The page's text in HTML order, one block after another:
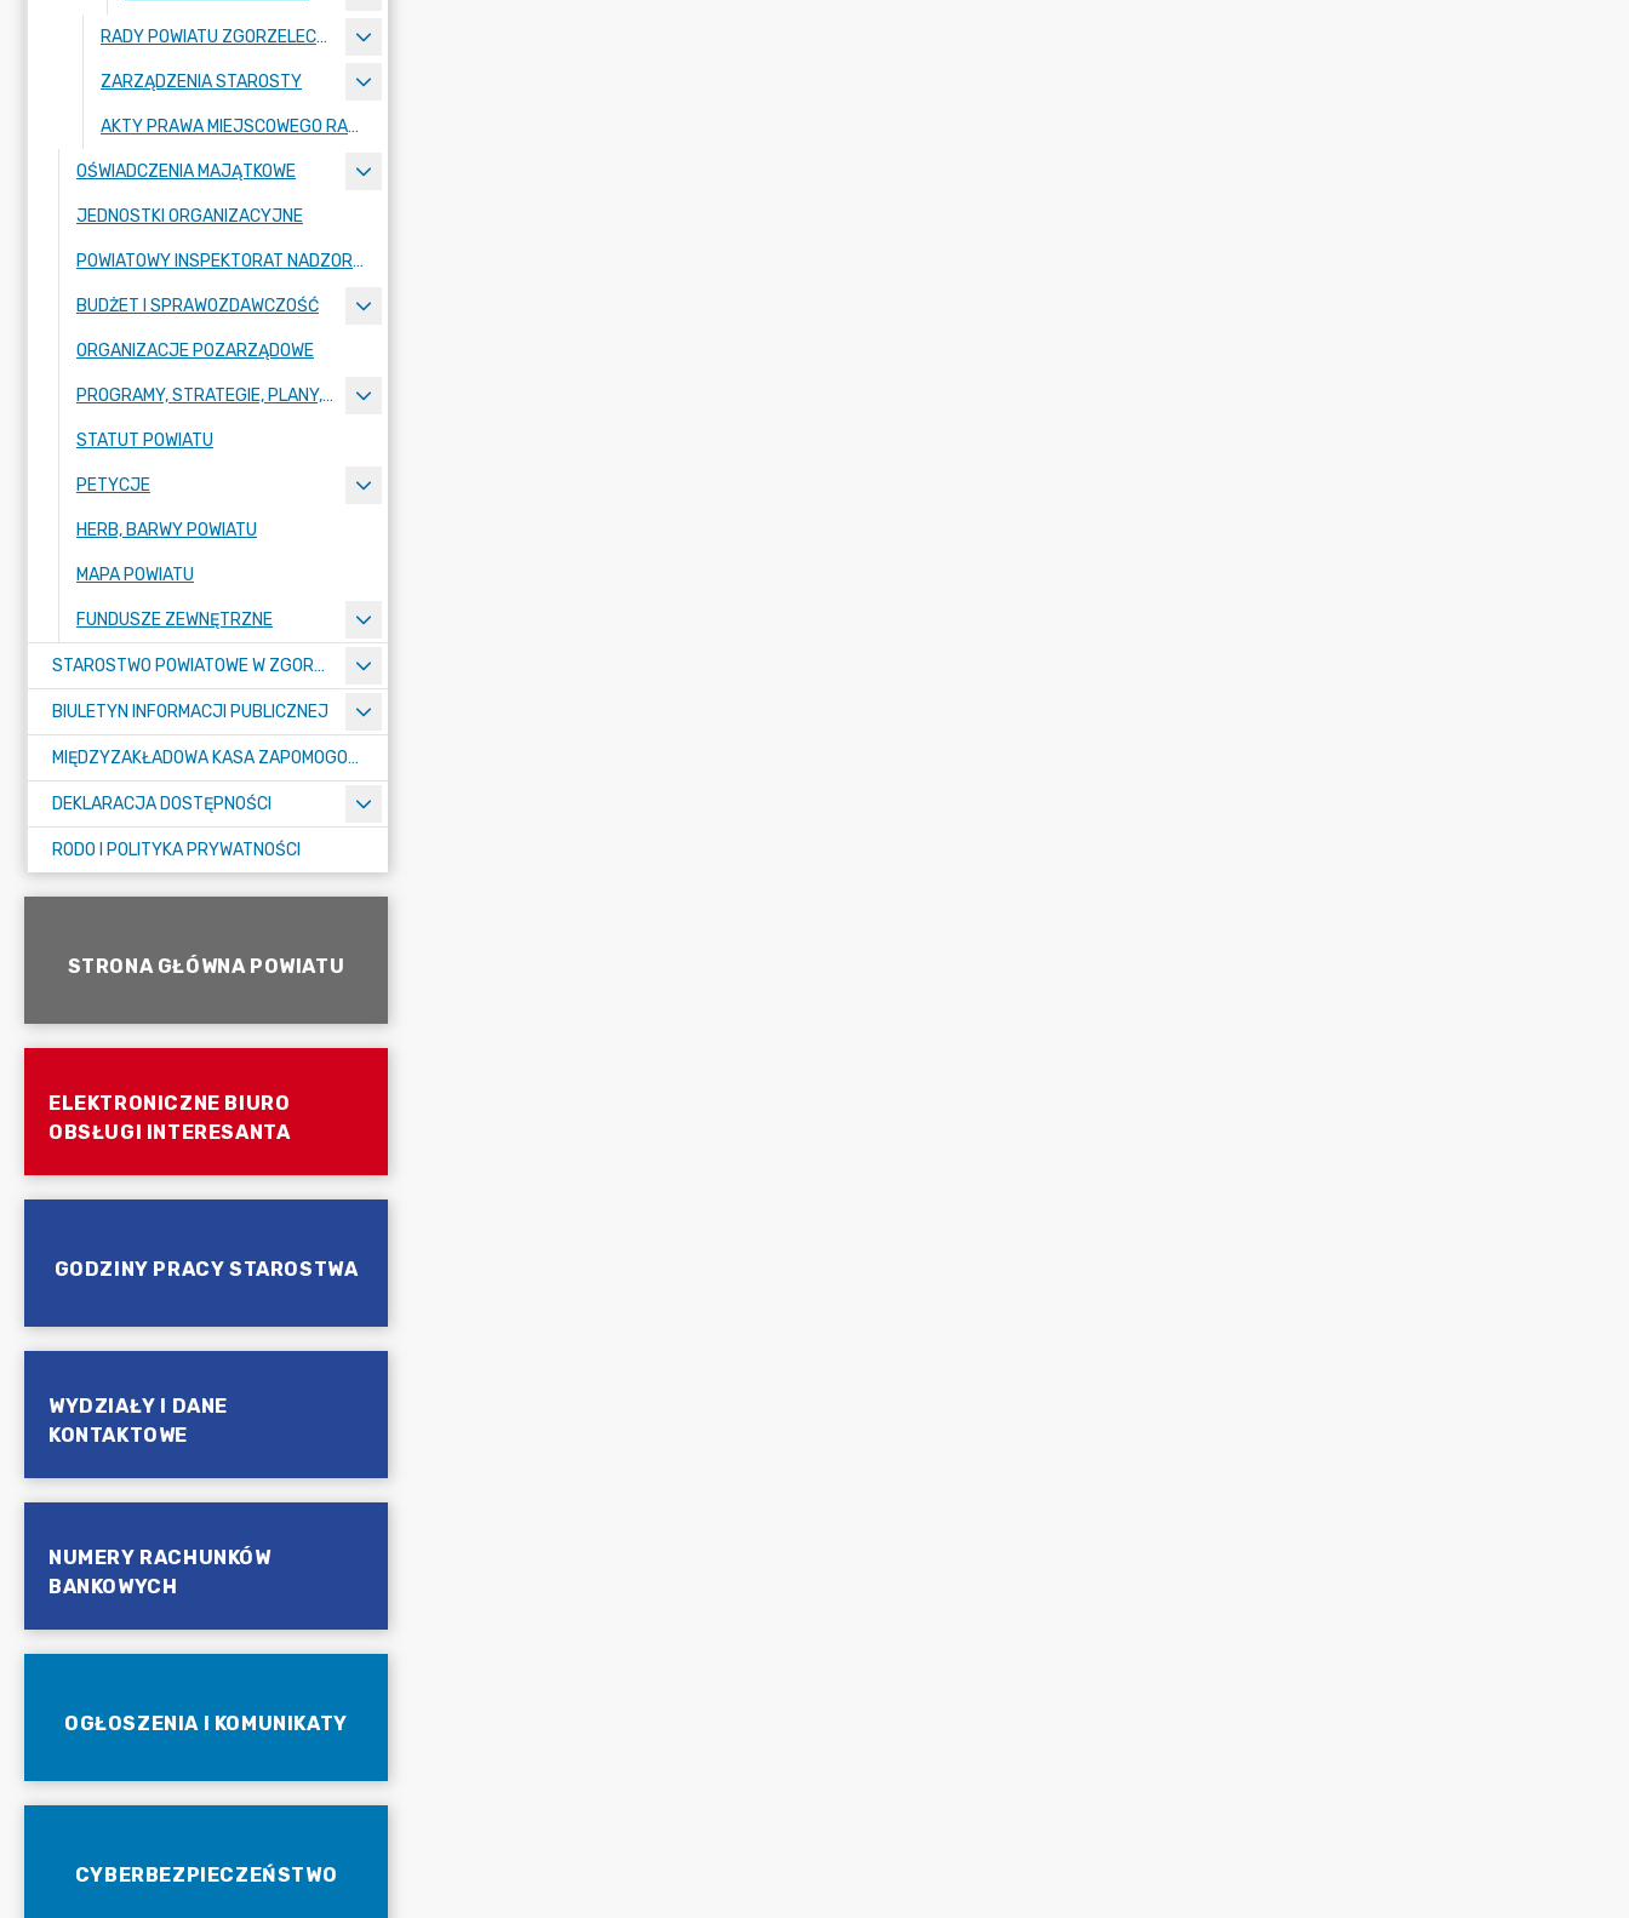
RADY POWIATU ZGORZELECKIEGO
ZARZĄDZENIA STAROSTY
AKTY PRAWA MIEJSCOWEGO RADY POWIATU ZGORZELECKIEGO
OŚWIADCZENIA MAJĄTKOWE
JEDNOSTKI ORGANIZACYJNE
POWIATOWY INSPEKTORAT NADZORU BUDOWLANEGO
BUDŻET I SPRAWOZDAWCZOŚĆ
ORGANIZACJE POZARZĄDOWE
PROGRAMY, STRATEGIE, PLANY, RAPORTY
STATUT POWIATU
PETYCJE
HERB, BARWY POWIATU
MAPA POWIATU
FUNDUSZE ZEWNĘTRZNE
STAROSTWO POWIATOWE W ZGORZELCU
BIULETYN INFORMACJI PUBLICZNEJ
MIĘDZYZAKŁADOWA KASA ZAPOMOGOWO-POŻYCZKOWA
DEKLARACJA DOSTĘPNOŚCI
RODO I POLITYKA PRYWATNOŚCI
STRONA GŁÓWNA POWIATU
ELEKTRONICZNE BIURO
OBSŁUGI INTERESANTA
GODZINY PRACY STAROSTWA
WYDZIAŁY I DANE
KONTAKTOWE
NUMERY RACHUNKÓW
BANKOWYCH
OGŁOSZENIA I KOMUNIKATY
CYBERBEZPIECZEŃSTWO